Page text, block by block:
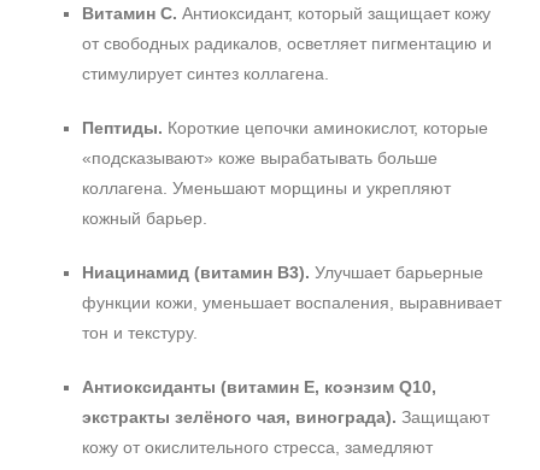
Витамин C. Антиоксидант, который защищает кожу
от свободных радикалов, осветляет пигментацию и
стимулирует синтез коллагена.
Пептиды. Короткие цепочки аминокислот, которые
«подсказывают» коже вырабатывать больше
коллагена. Уменьшают морщины и укрепляют
кожный барьер.
Ниацинамид (витамин B3). Улучшает барьерные
функции кожи, уменьшает воспаления, выравнивает
тон и текстуру.
Антиоксиданты (витамин E, коэнзим Q10,
экстракты зелёного чая, винограда). Защищают
кожу от окислительного стресса, замедляют